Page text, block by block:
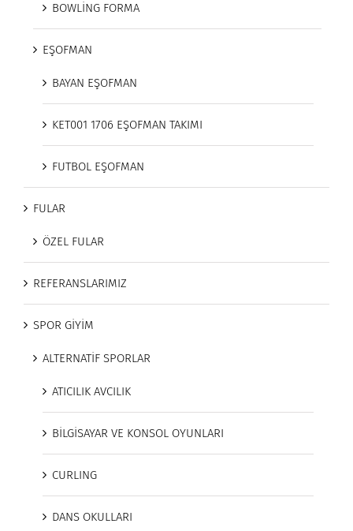
BOWLİNG FORMA
EŞOFMAN
BAYAN EŞOFMAN
KET001 1706 EŞOFMAN TAKIMI
FUTBOL EŞOFMAN
FULAR
ÖZEL FULAR
REFERANSLARIMIZ
SPOR GİYİM
ALTERNATİF SPORLAR
ATICILIK AVCILIK
BİLGİSAYAR VE KONSOL OYUNLARI
CURLING
DANS OKULLARI